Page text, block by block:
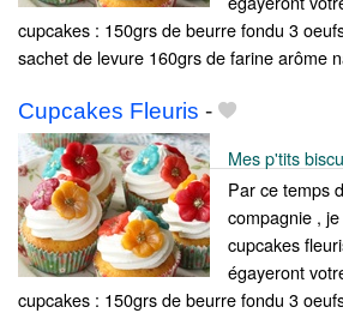
cupcakes : 150grs de beurre fondu 3
sachet de levure 160grs de farine arôme
Cupcakes Fleuris -
Mes p'tits
Par ce temps
compagnie ,
cupcakes
égayeront
cupcakes : 150grs de beurre fondu 3